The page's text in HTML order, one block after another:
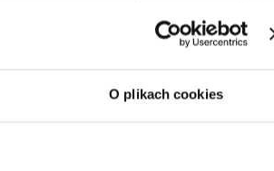
O plikach cookies
Zawór spustowy przy rynience